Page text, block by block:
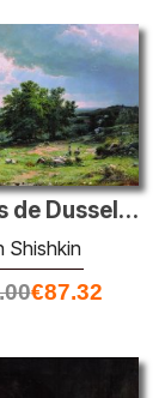
Voir près de Dusseldorf
Shishkin
€87.32